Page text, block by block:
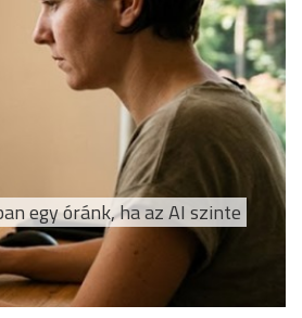
egy óránk, ha az AI szinte